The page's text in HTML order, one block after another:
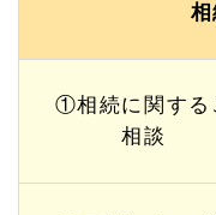
トプ
ラン
特別
①相続に関する
相談